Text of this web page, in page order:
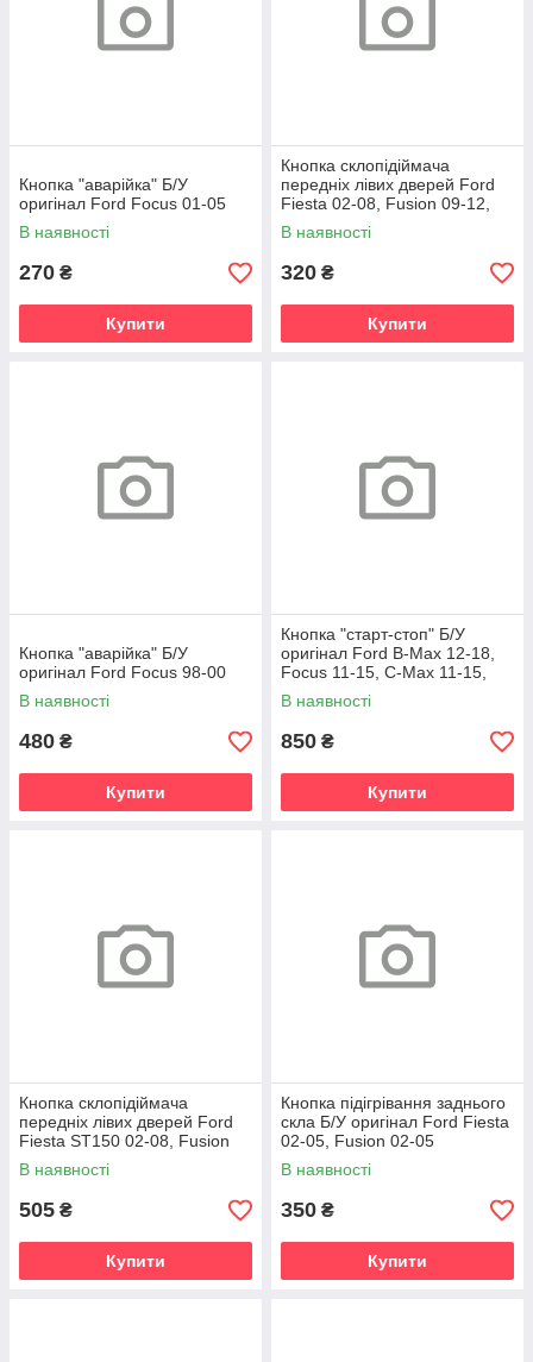
Кнопка "аварійка" Б/У
оригінал Ford Focus 01-05
В наявності
270 ₴
Купити
Кнопка склопідіймача
передніх лівих дверей Ford
Fiesta 02-08, Fusion 09-12,
Ka 96-08, Connect 02-13,
Transit
В наявності
320 ₴
Купити
Кнопка "аварійка" Б/У
оригінал Ford Focus 98-00
В наявності
480 ₴
Купити
Кнопка "старт-стоп" Б/У
оригінал Ford B-Max 12-18,
Focus 11-15, C-Max 11-15,
Kuga 13-19, Courier 14-,
Connect
В наявності
850 ₴
Купити
Кнопка склопідіймача
передніх лівих дверей Ford
Fiesta ST150 02-08, Fusion
09-12, Transit 06-14, Connect
В наявності
505 ₴
Купити
Кнопка підігрівання заднього
скла Б/У оригінал Ford Fiesta
02-05, Fusion 02-05
В наявності
350 ₴
Купити